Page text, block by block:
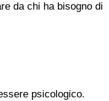
da chi ha bisogno di
psicologico.